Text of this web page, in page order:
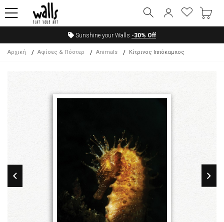
Sunshine your Walls -30% Off
Αρχική Αφίσες & Πόστερ Animals Κίτρινος Ιππόκαμπος